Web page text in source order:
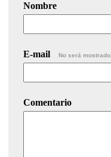
Nombre
E-mail No será mostrado.
Comentario